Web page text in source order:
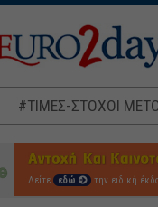
#ΤΙΜΕΣ-ΣΤΟΧΟΙ
Δείτε εδώ την ειδική